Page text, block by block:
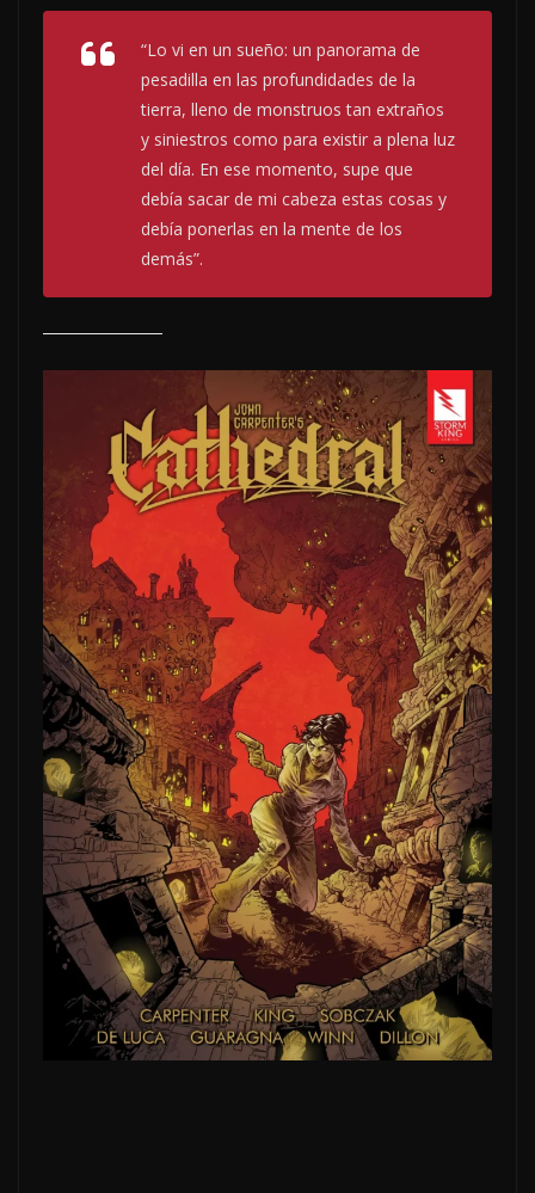
“Lo vi en un sueño: un panorama de
pesadilla en las profundidades de la
tierra, lleno de monstruos tan extraños
y siniestros como para existir a plena luz
del día. En ese momento, supe que
debía sacar de mi cabeza estas cosas y
debía ponerlas en la mente de los
demás”.